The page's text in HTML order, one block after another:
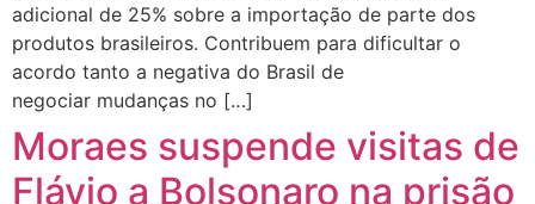
adicional de 25% sobre a importação de parte dos
produtos brasileiros. Contribuem para dificultar o
acordo tanto a negativa do Brasil de
negociar mudanças no […]
Moraes suspende visitas de
Flávio a Bolsonaro na prisão